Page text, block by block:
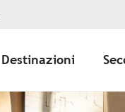
Destinazioni